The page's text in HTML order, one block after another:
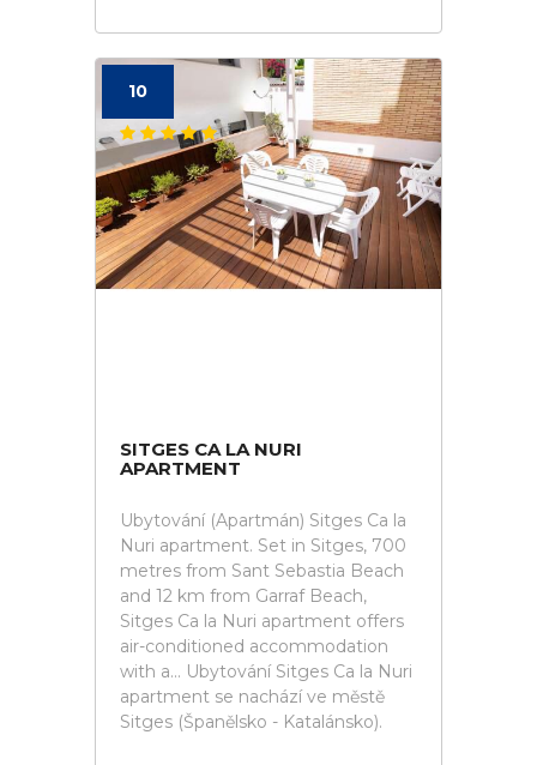
10
SITGES CA LA NURI
APARTMENT
Ubytování (Apartmán) Sitges Ca la
Nuri apartment. Set in Sitges, 700
metres from Sant Sebastia Beach
and 12 km from Garraf Beach,
Sitges Ca la Nuri apartment offers
air-conditioned accommodation
with a... Ubytování Sitges Ca la Nuri
apartment se nachází ve městě
Sitges (Španělsko - Katalánsko).